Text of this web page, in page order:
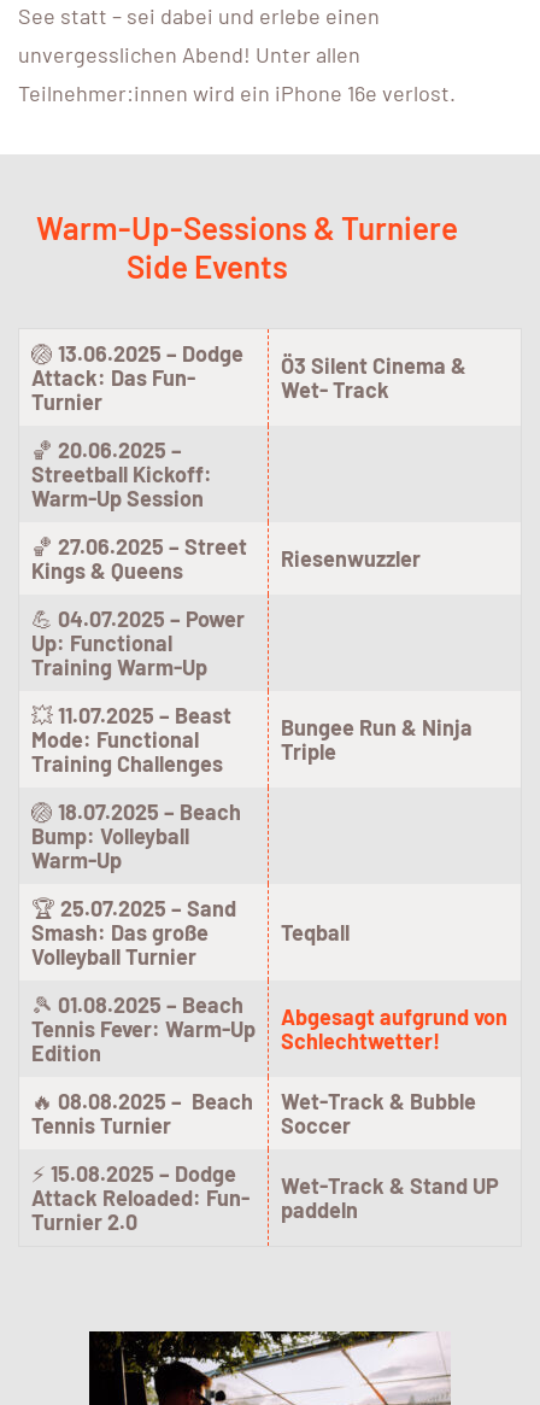
See statt – sei dabei und erlebe einen
unvergesslichen Abend! Unter allen
Teilnehmer:innen wird ein iPhone 16e verlost.
Warm-Up-Sessions & Turniere
Side Events
🏐 13.06.2025 – Dodge
Attack: Das Fun-
Turnier
Ö3 Silent Cinema &
Wet- Track
🏀 20.06.2025 –
Streetball Kickoff:
Warm-Up Session
🏀 27.06.2025 – Street
Kings & Queens
Riesenwuzzler
💪 04.07.2025 – Power
Up: Functional
Training Warm-Up
💥11.07.2025 – Beast
Mode: Functional
Training Challenges
Bungee Run & Ninja
Triple
🏐 18.07.2025 – Beach
Bump: Volleyball
Warm-Up
🏆 25.07.2025 – Sand
Smash: Das große
Volleyball Turnier
Teqball
🎾 01.08.2025 – Beach
Tennis Fever: Warm-Up
Edition
Abgesagt aufgrund von
Schlechtwetter!
🔥 08.08.2025 – Beach
Tennis Turnier
Wet-Track & Bubble
Soccer
⚡ 15.08.2025 – Dodge
Attack Reloaded: Fun-
Turnier 2.0
Wet-Track & Stand UP
paddeln